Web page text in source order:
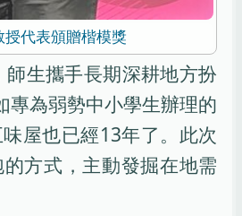
代表頒贈楷模獎
生攜手長期深耕地方扮
專為弱勢中小學生辦理的
屋也已經13年了。此次
方式，主動發掘在地需